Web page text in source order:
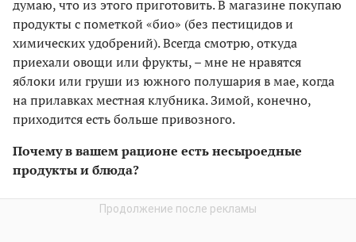
думаю, что из этого приготовить. В магазине покупаю
продукты с пометкой «био» (без пестицидов и
химических удобрений). Всегда смотрю, откуда
приехали овощи или фрукты, – мне не нравятся
яблоки или груши из южного полушария в мае, когда
на прилавках местная клубника. Зимой, конечно,
приходится есть больше привозного.
Почему в вашем рационе есть несыроедные
продукты и блюда?